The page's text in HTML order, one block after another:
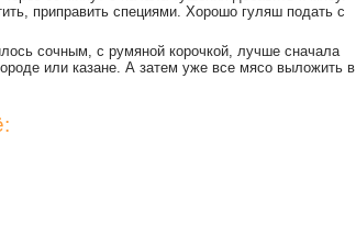
приправить специями. Хорошо гуляш подать с
сочным, с румяной корочкой, лучше сначала
или казане. А затем уже все мясо выложить в